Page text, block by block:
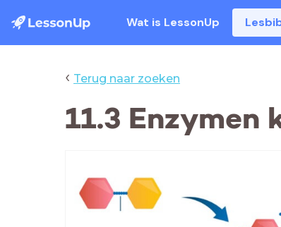
Wat is LessonUp
‹ Terug naar zoeken
11.3 Enzymen